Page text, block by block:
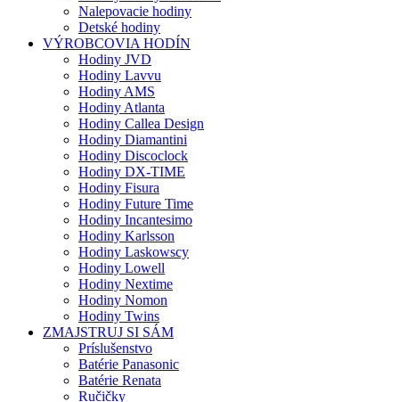
Nalepovacie hodiny
Detské hodiny
VÝROBCOVIA HODÍN
Hodiny JVD
Hodiny Lavvu
Hodiny AMS
Hodiny Atlanta
Hodiny Callea Design
Hodiny Diamantini
Hodiny Discoclock
Hodiny DX-TIME
Hodiny Fisura
Hodiny Future Time
Hodiny Incantesimo
Hodiny Karlsson
Hodiny Laskowscy
Hodiny Lowell
Hodiny Nextime
Hodiny Nomon
Hodiny Twins
ZMAJSTRUJ SI SÁM
Príslušenstvo
Batérie Panasonic
Batérie Renata
Ručičky